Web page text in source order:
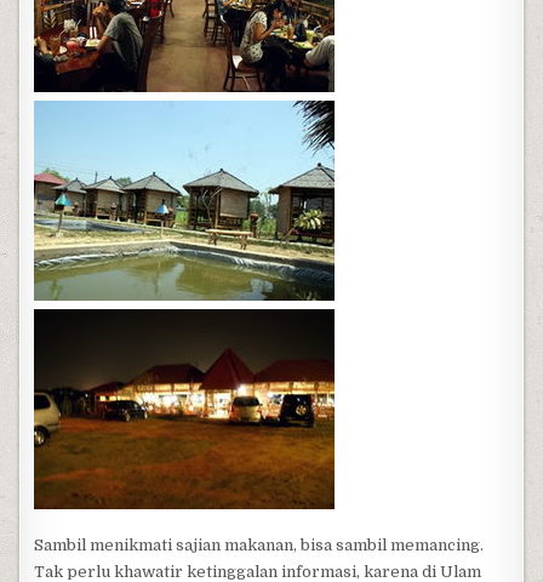
Sambil menikmati sajian makanan, bisa sambil memancing.
Tak perlu khawatir ketinggalan informasi, karena di Ulam